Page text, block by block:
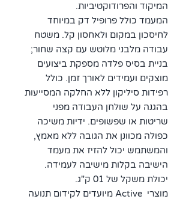
המיקוד והפרודוקטיביות.
המעמד כולל פרופיל דק במיוחד
לחיסכון במקום ולאחסון קל. משטח
עבודה מלבני מלוטש עם קצה שחור;
בניית בסיס פלדה מספקת ביצועים
מוצקים ועמידים לאורך זמן. כולל
רפידות סיליקון ללא החלקה המסייעות
בהגנה על שולחן העבודה מפני
שריטות או שפשופים. ידיות משיכה
כפולה מכוונן את הגובה ללא מאמץ,
והמשתמש יכול להזיז את מעמד
הישיבה בקלות מישיבה לעמידה.
יכולת משקל של 01 ק"ג.
מוצרי Active מיועדים לקידום תנועה